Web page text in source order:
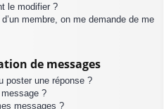
le modifier ?
d’un membre, on me demande de me
de messages
poster une réponse ?
?
messages ?